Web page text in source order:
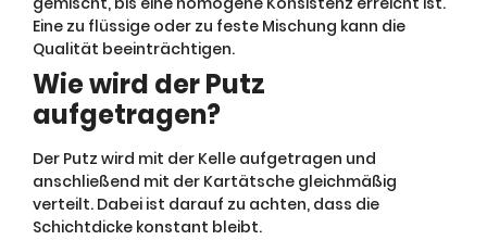
Eine zu flüssige oder zu feste Mischung kann die
Qualität beeinträchtigen.
Wie wird der Putz
aufgetragen?
Der Putz wird mit der Kelle aufgetragen und
anschließend mit der Kartätsche gleichmäßig
verteilt. Dabei ist darauf zu achten, dass die
Schichtdicke konstant bleibt.